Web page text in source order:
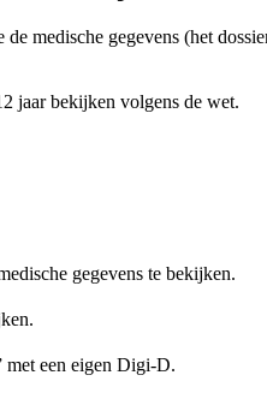
medische gegevens (het
jaar bekijken volgens de wet.
gegevens te bekijken.
een eigen Digi-D.